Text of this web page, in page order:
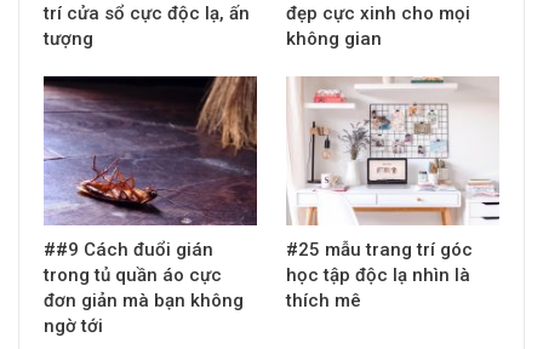
trí cửa sổ cực độc lạ, ấn
tượng
đẹp cực xinh cho mọi
không gian
##9 Cách đuổi gián
trong tủ quần áo cực
đơn giản mà bạn không
ngờ tới
#25 mẫu trang trí góc
học tập độc lạ nhìn là
thích mê